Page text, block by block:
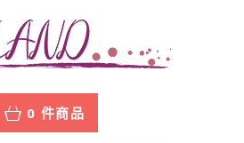
0 件商品